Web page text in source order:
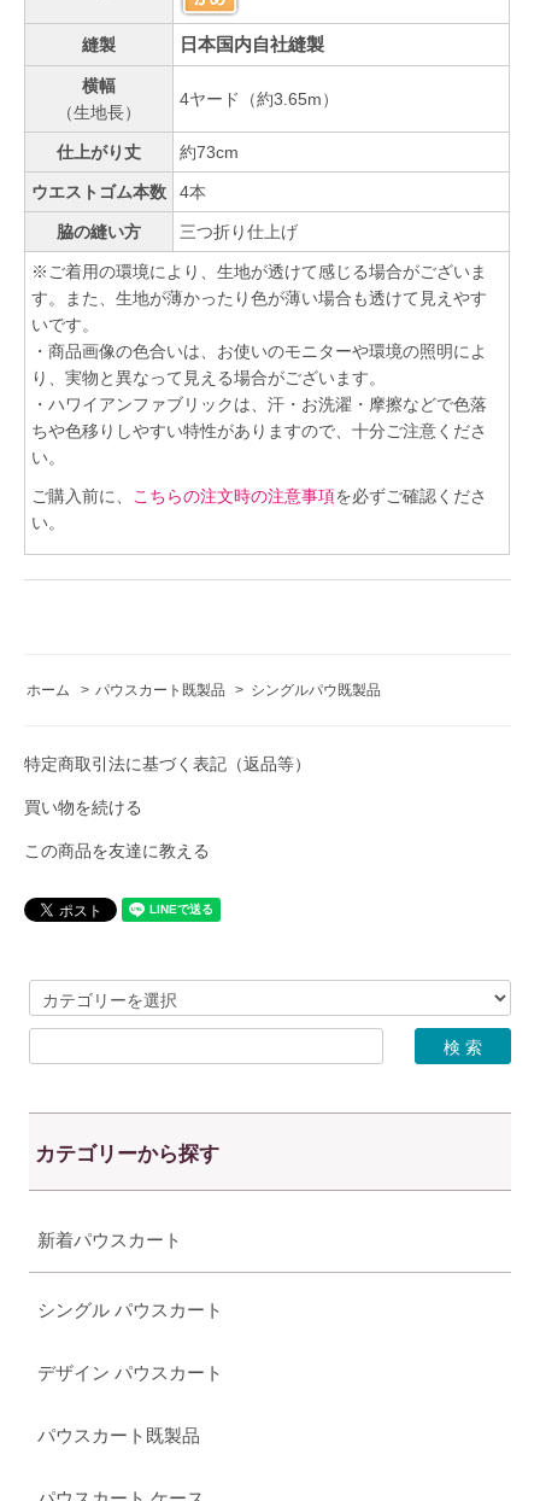
縫製 日本国内自社縫製
横幅
（生地長）
4ヤード（約3.65m）
仕上がり丈 約73cm
ウエストゴム本数 4本
脇の縫い方 三つ折り仕上げ
※ご着用の環境により、生地が透けて感じる場合がございま
す。また、生地が薄かったり色が薄い場合も透けて見えやす
いです。
・商品画像の色合いは、お使いのモニターや環境の照明によ
り、実物と異なって見える場合がございます。
・ハワイアンファブリックは、汗・お洗濯・摩擦などで色落
ちや色移りしやすい特性がありますので、十分ご注意くださ
い。
ご購入前に、
こちらの注文時の注意事項を必ずご確認くださ
い。
ホーム > パウスカート既製品 > シングルパウ既製品
特定商取引法に基づく表記（返品等）
買い物を続ける
この商品を友達に教える
カテゴリーから探す
新着パウスカート
シングル パウスカート
デザイン パウスカート
パウスカート既製品